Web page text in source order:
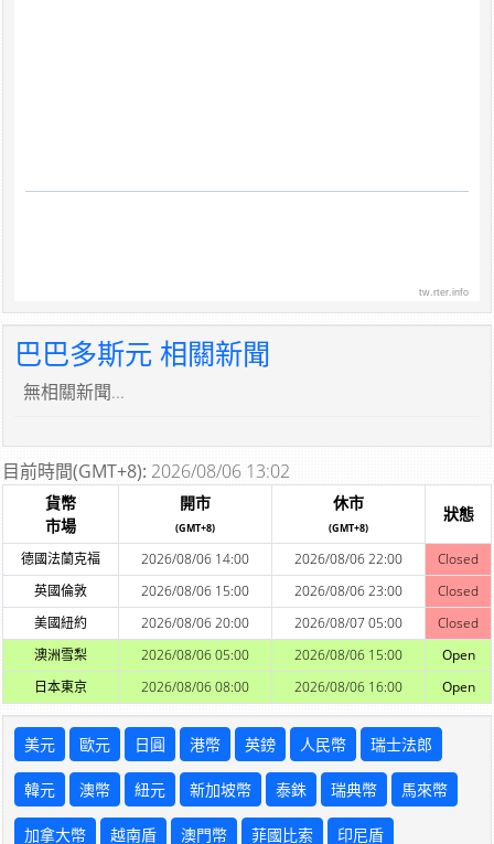
tw.rter.info
巴巴多斯元 相關新聞
無相關新聞...
目前時間(GMT+8): 2026/08/06 13:02
貨幣
市場
開市
(GMT+8)
休市
(GMT+8)
狀態
德國法蘭克福 2026/08/06 14:00 2026/08/06 22:00
Closed
英國倫敦
2026/08/06 15:00 2026/08/06 23:00
Closed
美國紐約
2026/08/06 20:00 2026/08/07 05:00
Closed
澳洲雪梨
2026/08/06 05:00 2026/08/06 15:00
Open
日本東京
2026/08/06 08:00 2026/08/06 16:00 Open
美元 歐元 日圓 港幣 英鎊 人民幣 瑞士法郎
韓元 澳幣 紐元 新加坡幣 泰銖 瑞典幣 馬來幣
加拿大幣 越南盾 澳門幣 菲國比索 印尼盾